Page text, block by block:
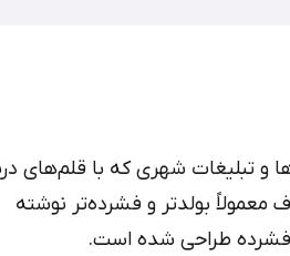
و تبلیغات شهری که با قلم‌های
بولدتر و فشرده‌تر نوشته
طراحی شده است.